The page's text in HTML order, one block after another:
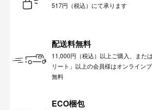
517円（税込）にて承ります
配送料無料
11,000円（税込）以上ご購入、また
リート」以上の会員様はオンライン
無料
ECO梱包